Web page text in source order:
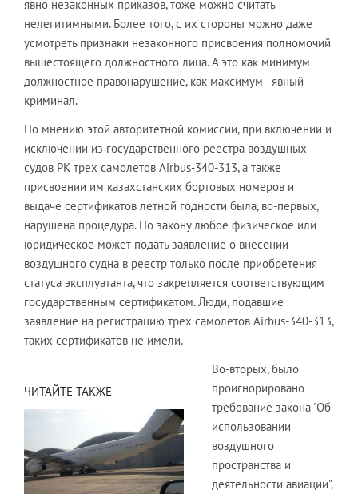
явно незаконных приказов, тоже можно считать
нелегитимными. Более того, с их стороны можно даже
усмотреть признаки незаконного присвоения полномочий
вышестоящего должностного лица. А это как минимум
должностное правонарушение, как максимум - явный
криминал.
По мнению этой авторитетной комиссии, при включении и
исключении из государственного реестра воздушных
судов РК трех самолетов Airbus-340-313, а также
присвоении им казахстанских бортовых номеров и
выдаче сертификатов летной годности была, во-первых,
нарушена процедура. По закону любое физическое или
юридическое может подать заявление о внесении
воздушного судна в реестр только после приобретения
статуса эксплуатанта, что закрепляется соответствующим
государственным сертификатом. Люди, подавшие
заявление на регистрацию трех самолетов Airbus-340-313,
таких сертификатов не имели.
ЧИТАЙТЕ ТАКЖЕ
Во-вторых, было
проигнорировано
требование закона "Об
использовании
воздушного
пространства и
деятельности авиации",